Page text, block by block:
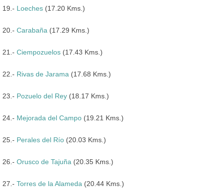
19.- Loeches (17.20 Kms.)
20.- Carabaña (17.29 Kms.)
21.- Ciempozuelos (17.43 Kms.)
22.- Rivas de Jarama (17.68 Kms.)
23.- Pozuelo del Rey (18.17 Kms.)
24.- Mejorada del Campo (19.21 Kms.)
25.- Perales del Río (20.03 Kms.)
26.- Orusco de Tajuña (20.35 Kms.)
27.- Torres de la Alameda (20.44 Kms.)